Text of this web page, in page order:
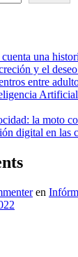
una
y el
entre
la moto
digital en las
en